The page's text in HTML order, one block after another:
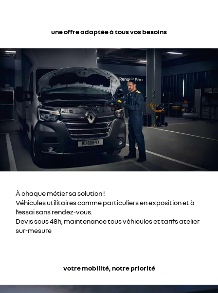
une offre adaptée à tous vos besoins
À chaque métier sa solution !
Véhicules utilitaires comme particuliers en exposition et à
l’essai sans rendez-vous.
Devis sous 48h, maintenance tous véhicules et tarifs atelier
sur-mesure
votre mobilité, notre priorité